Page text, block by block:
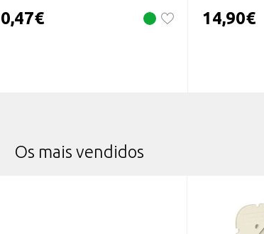
0,47€ 14,90€
Os mais vendidos